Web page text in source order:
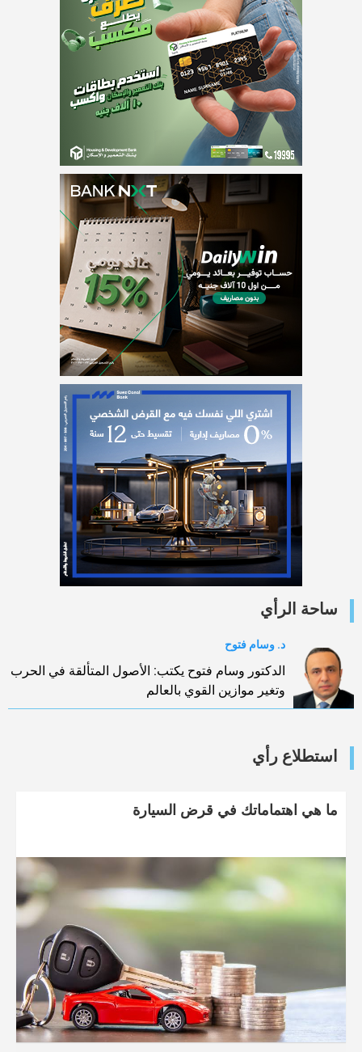
ساحة الرأي
د. وسام فتوح
الدكتور وسام فتوح يكتب: الأصول المتألقة في الحرب
وتغير موازين القوي بالعالم
استطلاع رأي
ما هي اهتماماتك في قرض السيارة